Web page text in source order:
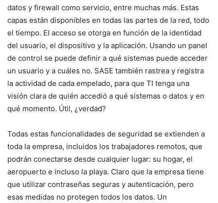
datos y firewall como servicio, entre muchas más. Estas
capas están disponibles en todas las partes de la red, todo
el tiempo. El acceso se otorga en función de la identidad
del usuario, el dispositivo y la aplicación. Usando un panel
de control se puede definir a qué sistemas puede acceder
un usuario y a cuáles no. SASE también rastrea y registra
la actividad de cada empelado, para que TI tenga una
visión clara de quién accedió a qué sistemas o datos y en
qué momento. Útil, ¿verdad?
Todas estas funcionalidades de seguridad se extienden a
toda la empresa, incluidos los trabajadores remotos, que
podrán conectarse desde cualquier lugar: su hogar, el
aeropuerto e incluso la playa. Claro que la empresa tiene
que utilizar contraseñas seguras y autenticación, pero
esas medidas no protegen todos los datos. Un